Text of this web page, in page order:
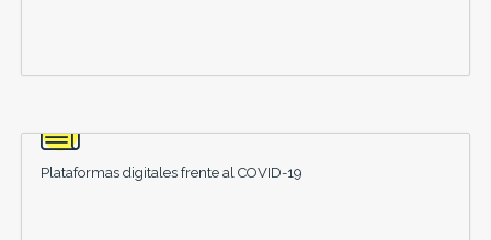
Plataformas digitales frente al COVID-19